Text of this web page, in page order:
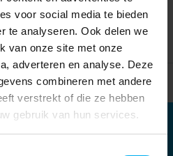
voor social media te bieden
te analyseren. Ook delen we
van onze site met onze
adverteren en analyse. Deze
combineren met andere
verstrekt of die ze hebben
gebruik van hun services.